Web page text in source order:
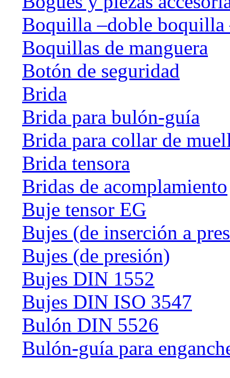
Boquilla –doble
Boquillas de manguera
Botón de seguridad
Brida
Brida para bulón-guía
Brida para collar de
Brida tensora
Bridas de acomplamiento
Buje tensor EG
Bujes (de inserción a
Bujes (de presión)
Bujes DIN 1552
Bujes DIN ISO 3547
Bulón DIN 5526
Bulón-guía para